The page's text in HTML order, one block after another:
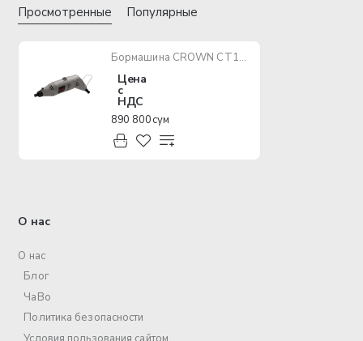
Просмотренные Популярные
Бормашина CROWN CT13428 150W
Цена
с
НДС
890 800 сум
О нас
О нас
Блог
ЧаВо
Политика безопасности